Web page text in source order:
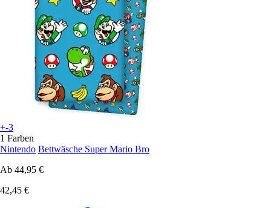
+-3
1 Farben
Nintendo Bettwäsche Super Mario Bro
Ab 44,95 €
42,45 €